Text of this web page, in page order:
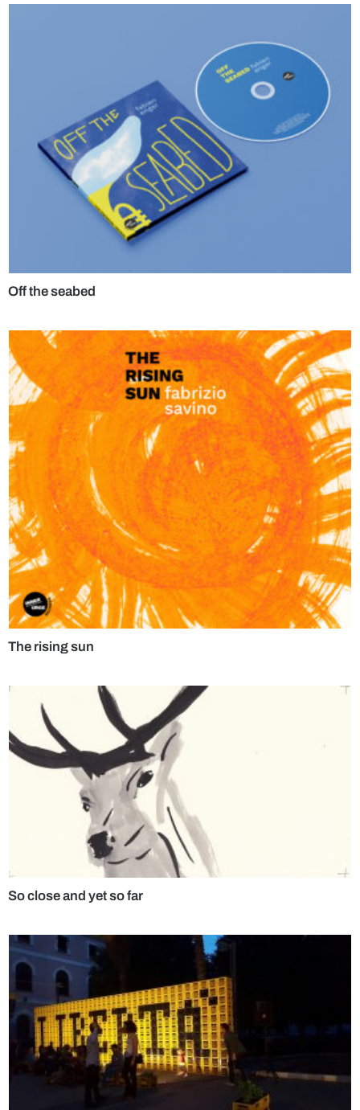
Off the seabed
The rising sun
So close and yet so far